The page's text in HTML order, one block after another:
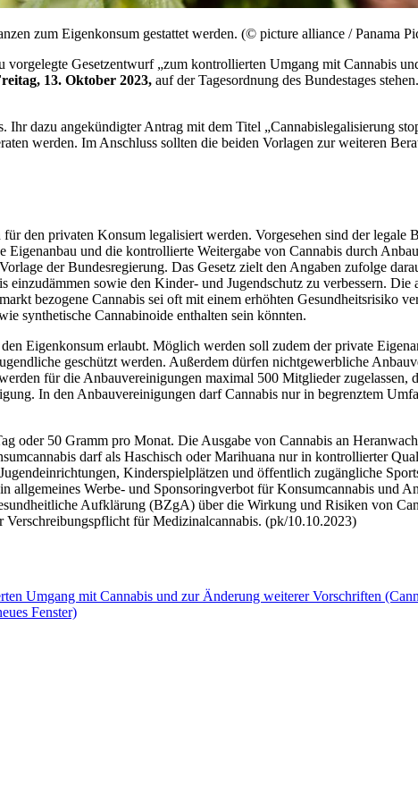
zum Eigenkonsum gestattet werden. (© picture alliance / Panama
vorgelegte Gesetzentwurf „zum kontrollierten Umgang mit Cannabis
13. Oktober 2023, auf der Tagesordnung des Bundestages
dazu angekündigter Antrag mit dem Titel „Cannabislegalisierung
werden. Im Anschluss sollten die beiden Vorlagen zur weiteren
den privaten Konsum legalisiert werden. Vorgesehen sind der
und die kontrollierte Weitergabe von Cannabis durch
der Bundesregierung. Das Gesetz zielt den Angaben zufolge
sowie den Kinder- und Jugendschutz zu verbessern.
bezogene Cannabis sei oft mit einem erhöhten Gesundheitsrisiko
synthetische Cannabinoide enthalten sein könnten.
Eigenkonsum erlaubt. Möglich werden soll zudem der private
geschützt werden. Außerdem dürfen nichtgewerbliche
für die Anbauvereinigungen maximal 500 Mitglieder
In den Anbauvereinigungen darf Cannabis nur in begrenztem
oder 50 Gramm pro Monat. Die Ausgabe von Cannabis an
darf als Haschisch oder Marihuana nur in kontrollierter
Kinderspielplätzen und öffentlich zugängliche
allgemeines Werbe- und Sponsoringverbot für Konsumcannabis und
Aufklärung (BZgA) über die Wirkung und Risiken von
für Medizinalcannabis. (pk/10.10.2023)
Umgang mit Cannabis und zur Änderung weiterer Vorschriften
Fenster)